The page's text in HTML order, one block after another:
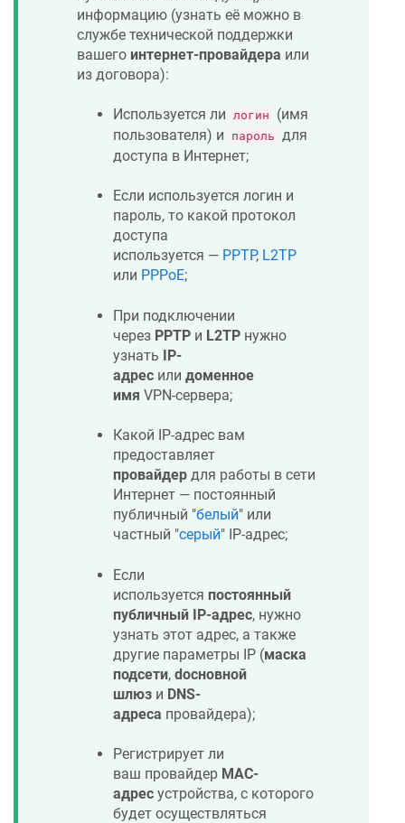
информацию (узнать её можно в
службе технической поддержки
вашего интернет-провайдера или
из договора):
Используется ли логин
(имя
пользователя) и
пароль для
доступа в Интернет;
Если используется логин и
пароль, то какой протокол
доступа
используется — PPTP, L2TP
или PPPoE;
При подключении
через PPTP и L2TP нужно
узнать IP-
адрес или доменное
имя VPN-сервера;
Какой IP-адрес вам
предоставляет
провайдер для работы в сети
Интернет — постоянный
публичный "белый" или
частный "серый" IP-адрес;
Если
используется постоянный
публичный IP-адрес, нужно
узнать этот адрес, а также
другие параметры IP (маска
подсети, dосновной
шлюз и DNS-
адреса провайдера);
Регистрирует ли
ваш провайдер MAC-
адрес устройства, с которого
будет осуществляться